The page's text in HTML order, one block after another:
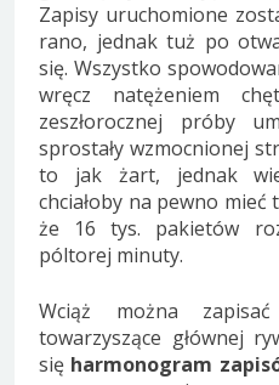
Zapisy uruchomione
rano, jednak tuż po
się. Wszystko
wręcz natężeniem
zeszłorocznej próby
sprostały wzmocnionej
to jak żart, jednak
chciałoby na pewno
że 16 tys. pakietów
póltorej minuty.
Wciąż można
towarzyszące głównej
się harmonogram